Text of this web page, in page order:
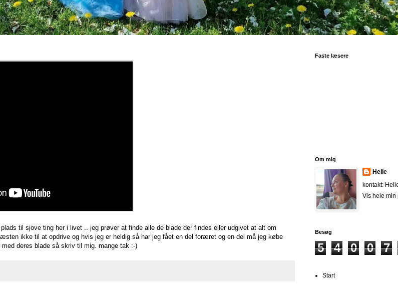
til sjove ting her i livet .. jeg prøver at finde alle de blade der findes eller udgivet at alt om
ikke til at opdrive og hvis jeg er heldig så har jeg fået en del foræret og en del må jeg købe
deres blade så skriv til mig. mange tak :-)
Faste læsere
Om mig
Helle
kontakt:
Vis hele min
Besøg
5 4 0 0 7
Start